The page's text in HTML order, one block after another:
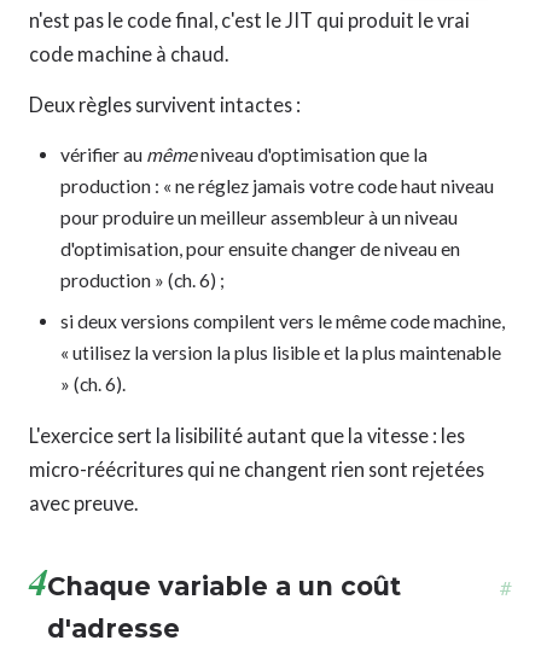
n'est pas le code final, c'est le JIT qui produit le vrai
code machine à chaud.
Deux règles survivent intactes :
vérifier au mêmeniveau d'optimisation que la
production : « ne réglez jamais votre code haut niveau
pour produire un meilleur assembleur à un niveau
d'optimisation, pour ensuite changer de niveau en
production » (ch. 6) ;
si deux versions compilent vers le même code machine,
« utilisez la version la plus lisible et la plus maintenable
» (ch. 6).
L'exercice sert la lisibilité autant que la vitesse : les
micro-réécritures qui ne changent rien sont rejetées
avec preuve.
4Chaque variable a un coût
d'adresse
#